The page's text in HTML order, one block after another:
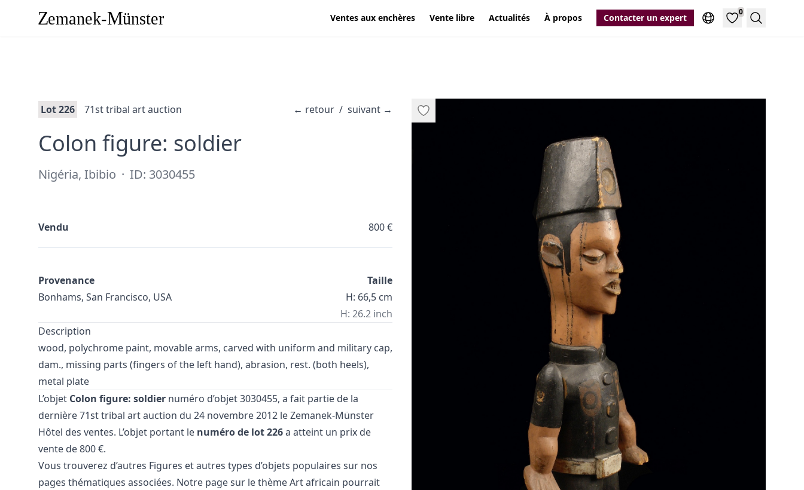
Ventes aux enchères Vente libre Actualités À propos Contacter un expert
0
Recherche
← retour / suivant →
Lot 226 71st tribal art auction
Colon figure: soldier·
Nigéria, Ibibio · ID: 3030455
Vendu 800 €
Provenance
Bonhams, San Francisco, USA
Taille
H: 66,5 cm
H: 26.2 inch
Description
wood, polychrome paint, movable arms, carved with uniform and military cap,
dam., missing parts (fingers of the left hand), abrasion, rest. (both heels),
metal plate
L’objet Colon figure: soldier numéro d’objet 3030455, a fait partie de la
dernière71st tribal art auction du 24 novembre 2012 le Zemanek-Münster
Hôtel des ventes. L’objet portant le numéro de lot 226a atteint un prix de
vente de 800 €.
Vous trouverez d’autres Figures etautres types d’objets populaires sur nos
pages thématiques associées. Notre page sur le thèmeArt africain pourrait